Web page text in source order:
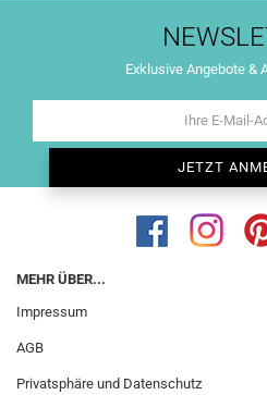
Exklusive Angebote &
MEHR ÜBER...
Impressum
AGB
Privatsphäre und Datenschutz